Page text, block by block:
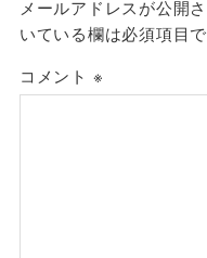
メールアドレスが公開
いている欄は必須項目
コメント ※